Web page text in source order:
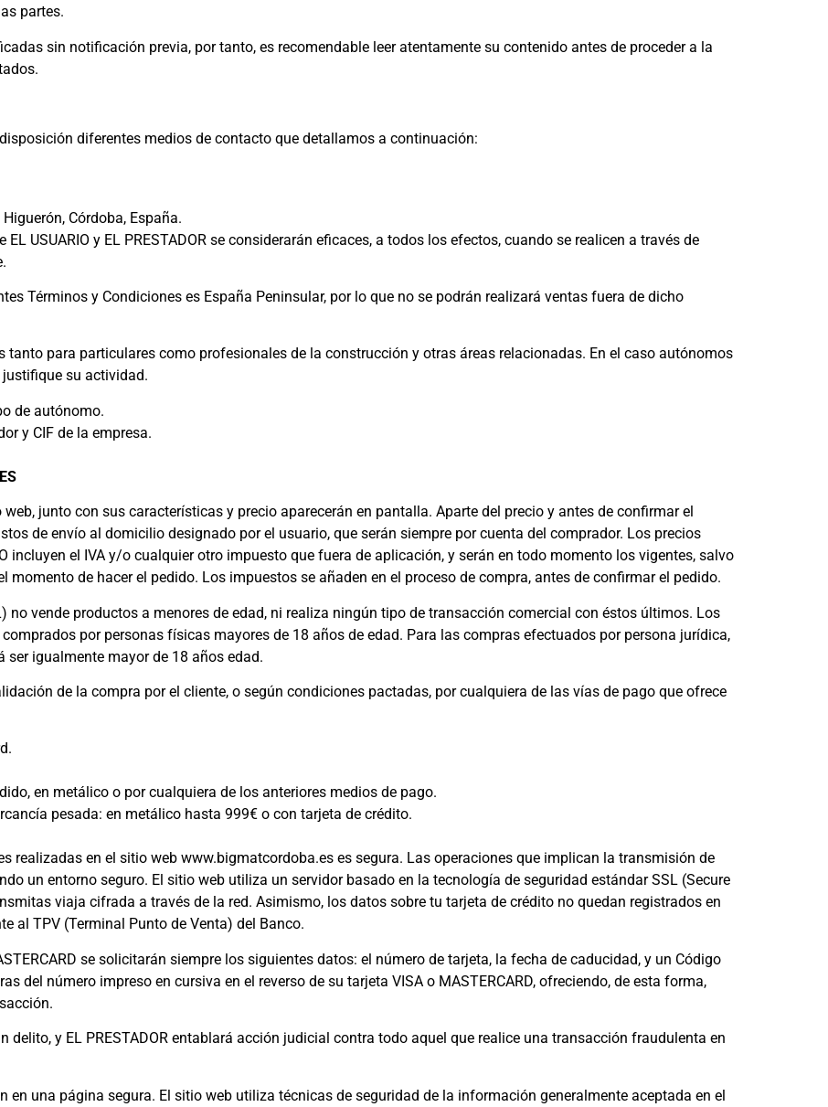
partes.
sin notificación previa, por tanto, es recomendable leer atentamente su contenido antes de proceder a la
diferentes medios de contacto que detallamos a continuación:
Córdoba, España.
USUARIO y EL PRESTADOR se considerarán eficaces, a todos los efectos, cuando se realicen a través de
Términos y Condiciones es España Peninsular, por lo que no se podrán realizará ventas fuera de dicho
tanto para particulares como profesionales de la construcción y otras áreas relacionadas. En el caso autónomos
su actividad.
de autónomo.
y CIF de la empresa.
junto con sus características y precio aparecerán en pantalla. Aparte del precio y antes de confirmar el
de envío al domicilio designado por el usuario, que serán siempre por cuenta del comprador. Los precios
incluyen el IVA y/o cualquier otro impuesto que fuera de aplicación, y serán en todo momento los vigentes, salvo
momento de hacer el pedido. Los impuestos se añaden en el proceso de compra, antes de confirmar el pedido.
no vende productos a menores de edad, ni realiza ningún tipo de transacción comercial con éstos últimos. Los
comprados por personas físicas mayores de 18 años de edad. Para las compras efectuados por persona jurídica,
igualmente mayor de 18 años edad.
de la compra por el cliente, o según condiciones pactadas, por cualquiera de las vías de pago que ofrece
en metálico o por cualquiera de los anteriores medios de pago.
pesada: en metálico hasta 999€ o con tarjeta de crédito.
realizadas en el sitio web www.bigmatcordoba.es es segura. Las operaciones que implican la transmisión de
un entorno seguro. El sitio web utiliza un servidor basado en la tecnología de seguridad estándar SSL (Secure
viaja cifrada a través de la red. Asimismo, los datos sobre tu tarjeta de crédito no quedan registrados en
al TPV (Terminal Punto de Venta) del Banco.
se solicitarán siempre los siguientes datos: el número de tarjeta, la fecha de caducidad, y un Código
del número impreso en cursiva en el reverso de su tarjeta VISA o MASTERCARD, ofreciendo, de esta forma,
delito, y EL PRESTADOR entablará acción judicial contra todo aquel que realice una transacción fraudulenta en
en una página segura. El sitio web utiliza técnicas de seguridad de la información generalmente aceptada en el